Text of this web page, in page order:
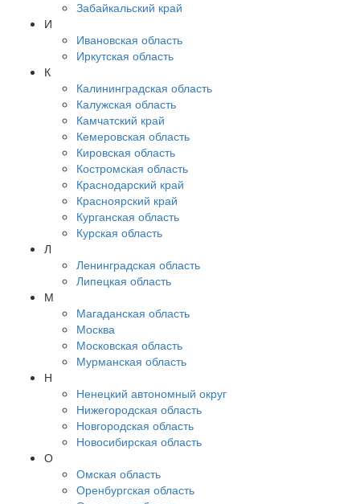
Забайкальский край
И
Ивановская область
Иркутская область
К
Калининградская область
Калужская область
Камчатский край
Кемеровская область
Кировская область
Костромская область
Краснодарский край
Красноярский край
Курганская область
Курская область
Л
Ленинградская область
Липецкая область
М
Магаданская область
Москва
Московская область
Мурманская область
Н
Ненецкий автономный округ
Нижегородская область
Новгородская область
Новосибирская область
О
Омская область
Оренбургская область